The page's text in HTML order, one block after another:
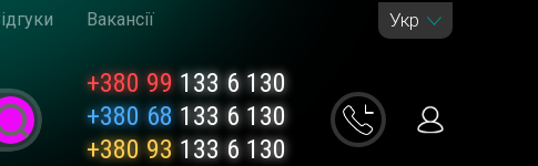
Вакансії Укр
+380 99133 6 130
+380 68 133 6 130
+380 93 133 6 130